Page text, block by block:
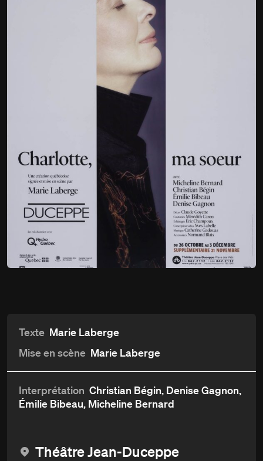
Texte Marie Laberge
Mise en scène Marie Laberge
Interprétation Christian Bégin, Denise Gagnon,
Émilie Bibeau, Micheline Bernard
Théâtre Jean-Duceppe